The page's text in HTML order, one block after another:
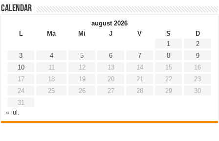
Calendar
august 2026
L
Ma Mi J V S
D
1
2
3
4 5 6 7 8
9
10
11 12 13 14 15
16
17
18 19 20 21 22
23
24
25 26 27 28 29
30
31
« iul.